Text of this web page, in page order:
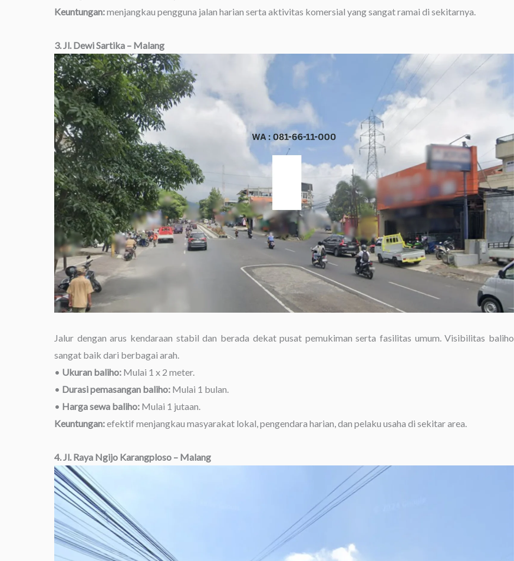
Keuntungan:menjangkau pengguna jalan harian serta aktivitas komersial yang sangat ramai di sekitarnya.
3. Jl. Dewi Sartika – Malang
Jalur dengan arus kendaraan stabil dan berada dekat pusat pemukiman serta fasilitas umum. Visibilitas baliho
sangat baik dari berbagai arah.
• Ukuran baliho: Mulai 1 x 2 meter.
• Durasi pemasangan baliho: Mulai 1 bulan.
• Harga sewa baliho: Mulai 1 jutaan.
Keuntungan:efektif menjangkau masyarakat lokal, pengendara harian, dan pelaku usaha di sekitar area.
4. Jl. Raya Ngijo Karangploso – Malang